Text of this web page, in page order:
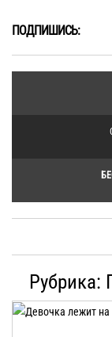
ПОДПИШИСЬ:
Рубрика: